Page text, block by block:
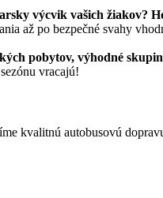
výcvik vašich žiakov?
až po bezpečné svahy
pobytov, výhodné
vracajú!
kvalitnú autobusovú